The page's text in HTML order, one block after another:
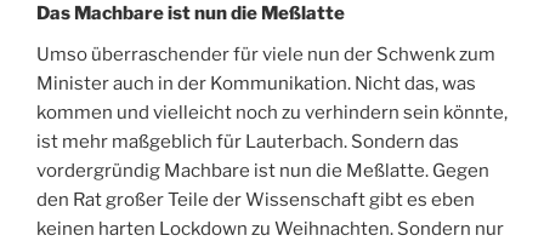
Das Machbare ist nun die Meßlatte
Umso überraschender für viele nun der Schwenk zum
Minister auch in der Kommunikation. Nicht das, was
kommen und vielleicht noch zu verhindern sein könnte,
ist mehr maßgeblich für Lauterbach. Sondern das
vordergründig Machbare ist nun die Meßlatte. Gegen
den Rat großer Teile der Wissenschaft gibt es eben
keinen harten Lockdown zu Weihnachten. Sondern nur